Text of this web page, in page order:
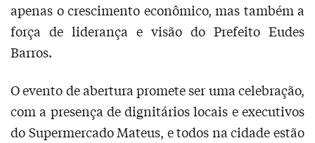
apenas o crescimento econômico, mas também a
força de liderança e visão do Prefeito Eudes
Barros.
O evento de abertura promete ser uma celebração,
com a presença de dignitários locais e executivos
do Supermercado Mateus, e todos na cidade estão